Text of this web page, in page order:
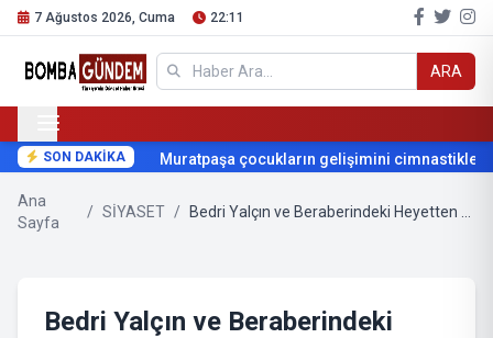
7 Ağustos 2026, Cuma 22:11
ARA
SON DAKİKA Muratpaşa çocukların gelişimini cimnastikle
Ana
Sayfa
/ SİYASET /
Bedri Yalçın ve Beraberindeki